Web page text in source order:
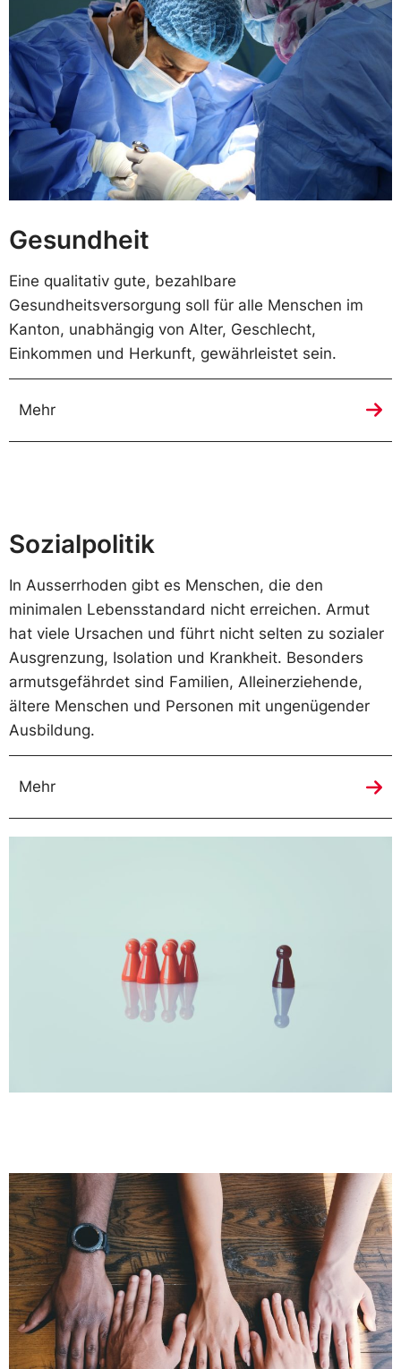
Gesundheit
Eine qualitativ gute, bezahlbare
Gesundheitsversorgung soll für alle Menschen im
Kanton, unabhängig von Alter, Geschlecht,
Einkommen und Herkunft, gewährleistet sein.
Mehr
Sozialpolitik
In Ausserrhoden gibt es Menschen, die den
minimalen Lebensstandard nicht erreichen. Armut
hat viele Ursachen und führt nicht selten zu sozialer
Ausgrenzung, Isolation und Krankheit. Besonders
armutsgefährdet sind Familien, Alleinerziehende,
ältere Menschen und Personen mit ungenügender
Ausbildung.
Mehr